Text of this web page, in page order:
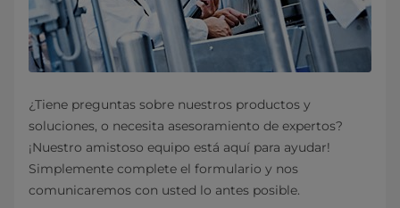
¿Tiene preguntas sobre nuestros productos y
soluciones, o necesita asesoramiento de expertos?
¡Nuestro amistoso equipo está aquí para ayudar!
Simplemente complete el formulario y nos
comunicaremos con usted lo antes posible.